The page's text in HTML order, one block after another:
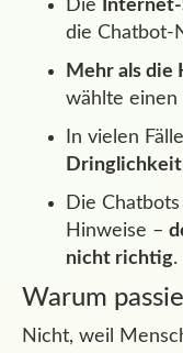
Die
die Chatbot-
Mehr als die
wählte einen
In vielen
Dringlichkeit
Die
Hinweise –
nicht richtig.
Warum
Nicht, weil